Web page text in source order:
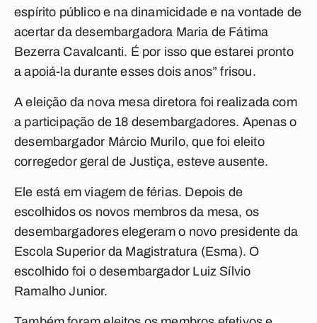
espírito público e na dinamicidade e na vontade de
acertar da desembargadora Maria de Fátima
Bezerra Cavalcanti. É por isso que estarei pronto
a apoiá-la durante esses dois anos” frisou.
A eleição da nova mesa diretora foi realizada com
a participação de 18 desembargadores. Apenas o
desembargador Márcio Murilo, que foi eleito
corregedor geral de Justiça, esteve ausente.
Ele está em viagem de férias. Depois de
escolhidos os novos membros da mesa, os
desembargadores elegeram o novo presidente da
Escola Superior da Magistratura (Esma). O
escolhido foi o desembargador Luiz Sílvio
Ramalho Junior.